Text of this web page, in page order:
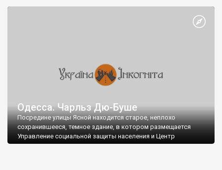
Одесса. Чарльз Дю-Буше
Посредине улицы Ясной находится старое, неплохо
сохранившееся, темное здание, в котором размещается
Управление социальной защиты населения и Центр
милосердия.